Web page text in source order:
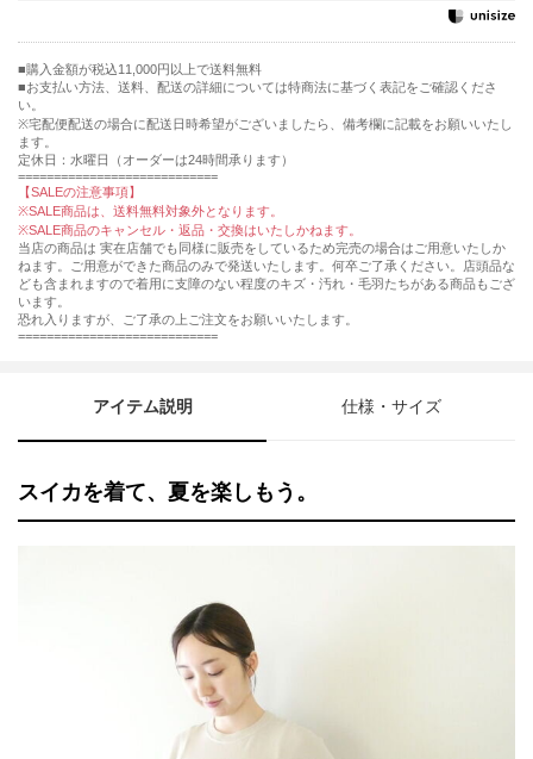
購入金額が税込11,000円以上で送料無料
お支払い方法、送料、配送の詳細については特商法に基づく表記をご確認くださ
い。
※宅配便配送の場合に配送日時希望がございましたら、備考欄に記載をお願いいたし
ます。
定休日：水曜日（オーダーは24時間承ります）
============================
【SALEの注意事項】
※SALE商品は、送料無料対象外となります。
※SALE商品のキャンセル・返品・交換はいたしかねます。
当店の商品は 実在店舗でも同様に販売をしているため完売の場合はご用意いたしか
ねます。ご用意ができた商品のみで発送いたします。何卒ご了承ください。店頭品な
ども含まれますので着用に支障のない程度のキズ・汚れ・毛羽たちがある商品もござ
います。
恐れ入りますが、ご了承の上ご注文をお願いいたします。
============================
アイテム説明 仕様・サイズ
スイカを着て、夏を楽しもう。